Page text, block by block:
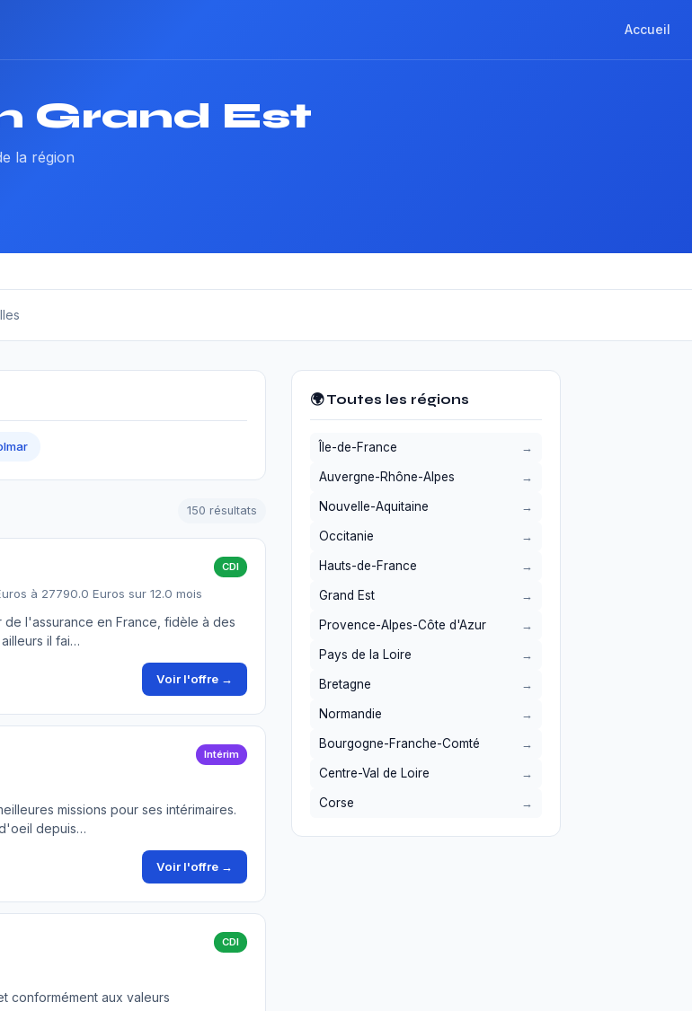
Accueil
Grand Est
la région
150 résultats
CDI
à 27790.0 Euros sur 12.0 mois
l'assurance en France, fidèle à des
il fai…
Voir l'offre →
Intérim
missions pour ses intérimaires.
depuis…
Voir l'offre →
CDI
conformément aux valeurs
🌍 Toutes les régions
Île-de-France
Auvergne-Rhône-Alpes
Nouvelle-Aquitaine
Occitanie
Hauts-de-France
Grand Est
Provence-Alpes-Côte d'Azur
Pays de la Loire
Bretagne
Normandie
Bourgogne-Franche-Comté
Centre-Val de Loire
Corse